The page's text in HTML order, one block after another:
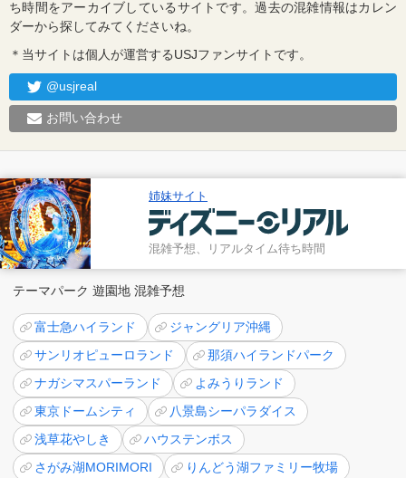
ち時間をアーカイブしているサイトです。過去の混雑情報はカレン
ダーから探してみてくださいね。
＊当サイトは個人が運営するUSJファンサイトです。
@usjreal
お問い合わせ
姉妹サイト
混雑予想、リアルタイム待ち時間
テーマパーク 遊園地 混雑予想
富士急ハイランド
ジャングリア沖縄
サンリオピューロランド
那須ハイランドパーク
ナガシマスパーランド
よみうりランド
東京ドームシティ
八景島シーパラダイス
浅草花やしき
ハウステンボス
さがみ湖MORIMORI
りんどう湖ファミリー牧場